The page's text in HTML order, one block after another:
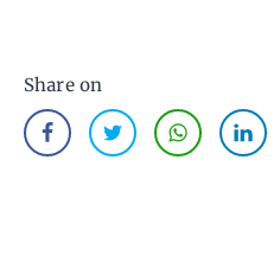
Share on